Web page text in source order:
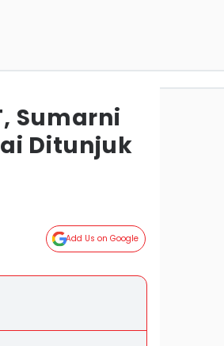
Sumarni
Ditunjuk
Add Us on Google